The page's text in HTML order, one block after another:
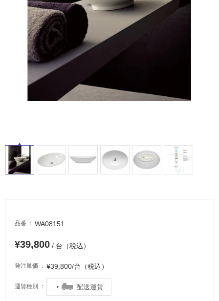
ロートアイアン 天然石・石材
メンテナンス・ 施工材
お役立ち情報 住まいのスタイリング
アイデア
ミラタップ チャンネル
品番 WA08151
¥39,800 / 台（税込）
発注単価 ¥39,800/台（税込）
運賃種別 配送運賃